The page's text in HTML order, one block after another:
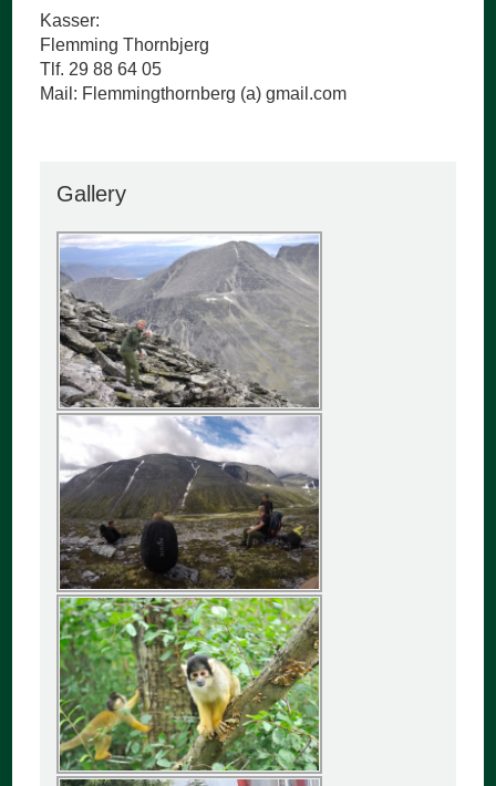
Kasser:
Flemming Thornbjerg
Tlf. 29 88 64 05
Mail: Flemmingthornberg (a) gmail.com
Gallery